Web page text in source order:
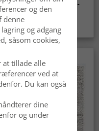
udendørs brug -
(beige)og den
denne
og adgang
såsom cookies,
at tillade alle
ved at
Du kan også
dine
og under